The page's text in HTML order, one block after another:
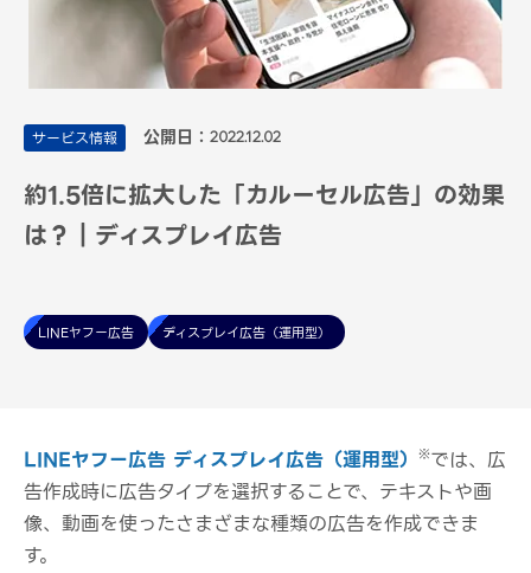
サービス情報 公開日： 2022.12.02
約1.5倍に拡大した「カルーセル広告」の効果
は？｜ディスプレイ広告
LINEヤフー広告 ディスプレイ広告（運用型）
LINEヤフー広告 ディスプレイ広告（運用型） ※では、広
告作成時に広告タイプを選択することで、テキストや画
像、動画を使ったさまざまな種類の広告を作成できま
す。